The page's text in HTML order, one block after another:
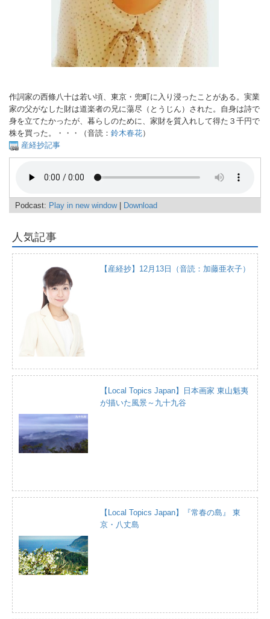
作詞家の西條八十は若い頃、東京・兜町に入り浸ったことがある。実業
家の父がなした財は道楽者の兄に蕩尽（とうじん）された。自身は詩で
身を立てたかったが、暮らしのために、家財を質入れして得た３千円で
株を買った。・・・（音読： 鈴木春花）
産経抄記事
Podcast: Play in new window| Download
人気記事
【産経抄】12月13日（音読：加藤亜衣子）
【Local Topics Japan】日本画家 東山魁夷
が描いた風景～九十九谷
【Local Topics Japan】『常春の島』 東
京・八丈島